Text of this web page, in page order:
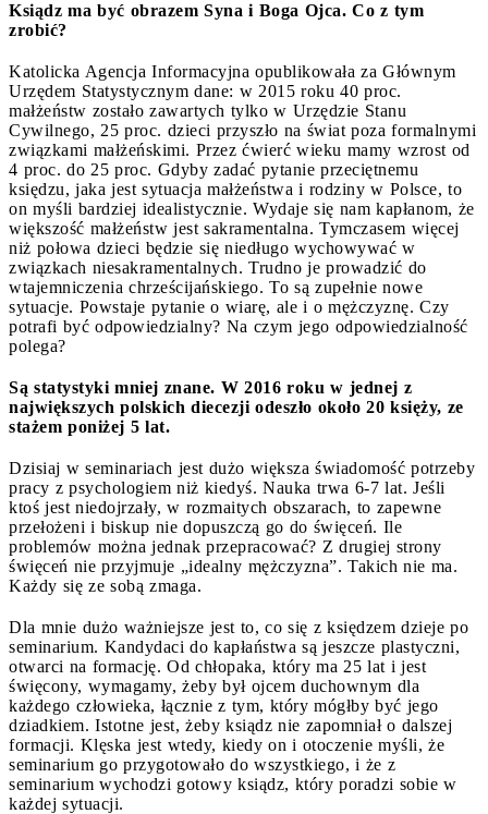
Ksiądz ma być obrazem Syna i Boga Ojca. Co z tym
zrobić?
Katolicka Agencja Informacyjna opublikowała za Głównym
Urzędem Statystycznym dane: w 2015 roku 40 proc.
małżeństw zostało zawartych tylko w Urzędzie Stanu
Cywilnego, 25 proc. dzieci przyszło na świat poza formalnymi
związkami małżeńskimi. Przez ćwierć wieku mamy wzrost od
4 proc. do 25 proc. Gdyby zadać pytanie przeciętnemu
księdzu, jaka jest sytuacja małżeństwa i rodziny w Polsce, to
on myśli bardziej idealistycznie. Wydaje się nam kapłanom, że
większość małżeństw jest sakramentalna. Tymczasem więcej
niż połowa dzieci będzie się niedługo wychowywać w
związkach niesakramentalnych. Trudno je prowadzić do
wtajemniczenia chrześcijańskiego. To są zupełnie nowe
sytuacje. Powstaje pytanie o wiarę, ale i o mężczyznę. Czy
potrafi być odpowiedzialny? Na czym jego odpowiedzialność
polega?
Są statystyki mniej znane. W 2016 roku w jednej z
największych polskich diecezji odeszło około 20 księży, ze
stażem poniżej 5 lat.
Dzisiaj w seminariach jest dużo większa świadomość potrzeby
pracy z psychologiem niż kiedyś. Nauka trwa 6-7 lat. Jeśli
ktoś jest niedojrzały, w rozmaitych obszarach, to zapewne
przełożeni i biskup nie dopuszczą go do święceń. Ile
problemów można jednak przepracować? Z drugiej strony
święceń nie przyjmuje „idealny mężczyzna”. Takich nie ma.
Każdy się ze sobą zmaga.
Dla mnie dużo ważniejsze jest to, co się z księdzem dzieje po
seminarium. Kandydaci do kapłaństwa są jeszcze plastyczni,
otwarci na formację. Od chłopaka, który ma 25 lat i jest
święcony, wymagamy, żeby był ojcem duchownym dla
każdego człowieka, łącznie z tym, który mógłby być jego
dziadkiem. Istotne jest, żeby ksiądz nie zapomniał o dalszej
formacji. Klęska jest wtedy, kiedy on i otoczenie myśli, że
seminarium go przygotowało do wszystkiego, i że z
seminarium wychodzi gotowy ksiądz, który poradzi sobie w
każdej sytuacji.